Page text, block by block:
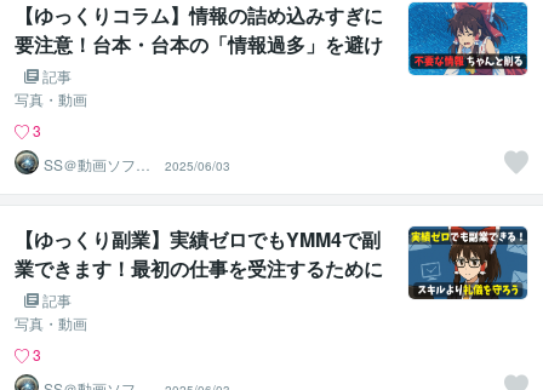
【ゆっくりコラム】情報の詰め込みすぎに
要注意！台本・台本の「情報過多」を避け
る余白の作り方、削り方をわかりやすく解
説します
記事
写真・動画
3
SS＠動画ソフト
ウェアエンジニ
ア
2025/06/03
【ゆっくり副業】実績ゼロでもYMM4で副
業できます！最初の仕事を受注するために
必要な「３つのマナー」や「ポートフォリ
オ」をわかりやすく解説
記事
写真・動画
3